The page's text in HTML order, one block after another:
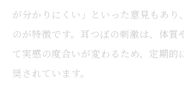
が分かりにくい」といった意見もあり
のが特徴です。耳つぼの刺激は、体質
て実感の度合いが変わるため、定期的
奨されています。